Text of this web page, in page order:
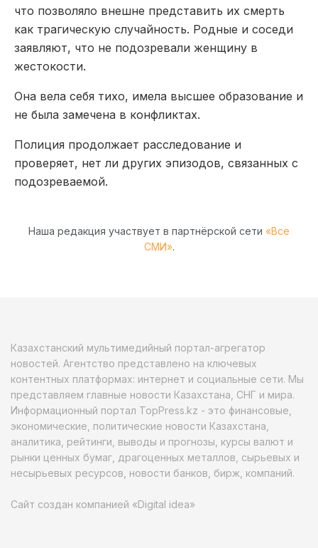
что позволяло внешне представить их смерть
как трагическую случайность. Родные и соседи
заявляют, что не подозревали женщину в
жестокости.
Она вела себя тихо, имела высшее образование и
не была замечена в конфликтах.
Полиция продолжает расследование и
проверяет, нет ли других эпизодов, связанных с
подозреваемой.
Наша редакция участвует в партнёрской сети «Все
СМИ».
Казахстанский мультимедийный портал-агрегатор
новостей. Агентство представлено на ключевых
контентных платформах: интернет и социальные сети. Мы
представляем главные новости Казахстана, СНГ и мира.
Информационный портал TopPress.kz - это финансовые,
экономические, политические новости Казахстана,
аналитика, рейтинги, выводы и прогнозы, курсы валют и
рынки ценных бумаг, драгоценных металлов, сырьевых и
несырьевых ресурсов, новости банков, бирж, компаний.
Сайт создан компанией «Digital idea»